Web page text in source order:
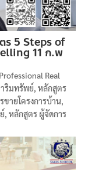
ร 5 Steps of
11 ก.พ
Real
ริมทรัพย์, หลักสูตร
ายโครงการบ้าน,
, หลักสูตร ผู้จัดการ